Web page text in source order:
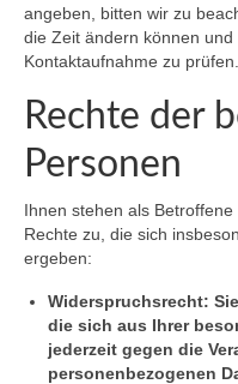
angeben, bitten wir zu
die Zeit ändern können
Kontaktaufnahme zu prüfen.
Rechte der
Personen
Ihnen stehen als
Rechte zu, die sich
ergeben:
Widerspruchsrecht:
die sich aus Ihrer
jederzeit gegen die
personenbezogenen